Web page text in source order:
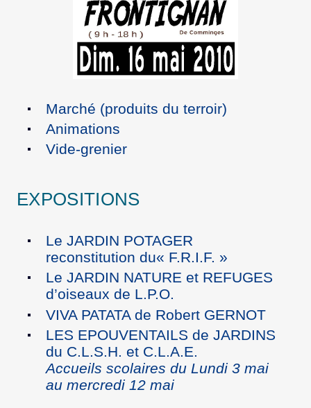
Marché (produits du terroir)
Animations
Vide-grenier
EXPOSITIONS
Le JARDIN POTAGER
reconstitution du« F.R.I.F. »
Le JARDIN NATURE et REFUGES
d’oiseaux de L.P.O.
VIVA PATATA de Robert GERNOT
LES EPOUVENTAILS de JARDINS
du C.L.S.H. et C.L.A.E.
Accueils scolaires du Lundi 3 mai
au mercredi 12 mai